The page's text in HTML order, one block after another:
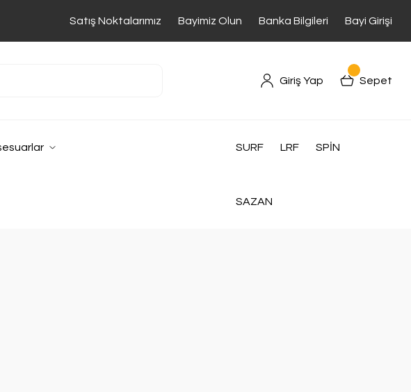
Satış Noktalarımız Bayimiz Olun Banka Bilgileri Bayi Girişi
Giriş Yap Sepet
SURF LRF SPİN
SAZAN